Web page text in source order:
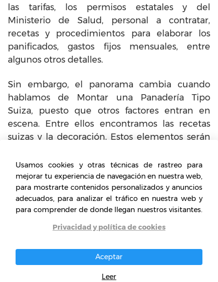
las tarifas, los permisos estatales y del
Ministerio de Salud, personal a contratar,
recetas y procedimientos para elaborar los
panificados, gastos fijos mensuales, entre
algunos otros detalles.
Sin embargo, el panorama cambia cuando
hablamos de Montar una Panadería Tipo
Suiza, puesto que otros factores entran en
escena. Entre ellos encontramos las recetas
suizas y la decoración. Estos elementos serán
calcular las necesidades iniciales de nuestro
negocio con base.
Por otro lado, como mencionamos, es clave
contar con un profesional que tenga
conocimiento en la preparación de los
caso, te recomendamos tomarte un tiempo
para aprenderlo.
Usamos cookies y otras técnicas de rastreo para
mejorar tu experiencia de navegación en nuestra web,
para mostrarte contenidos personalizados y anuncios
adecuados, para analizar el tráfico en nuestra web y
para comprender de donde llegan nuestros visitantes.
Privacidad y política de cookies
Aceptar
Leer